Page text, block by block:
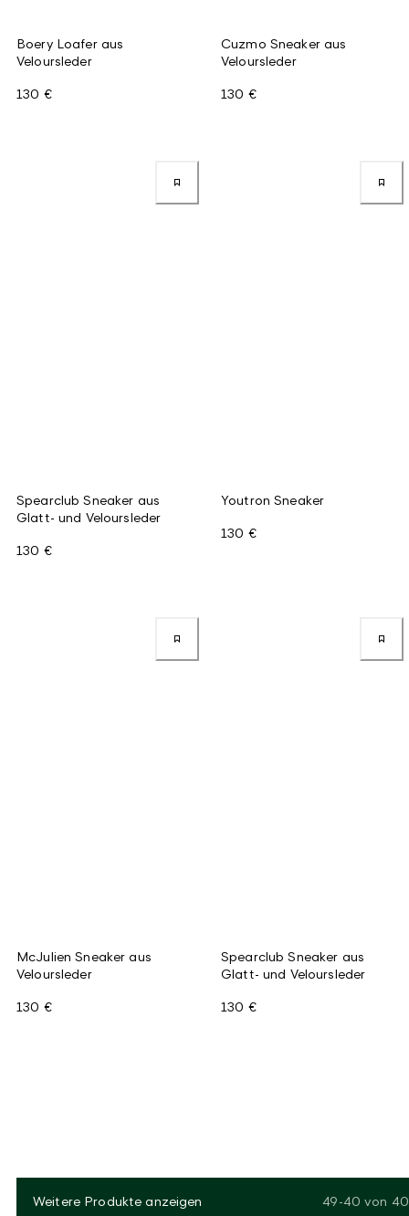
Boery Loafer aus
Veloursleder
130 €
Cuzmo Sneaker aus
Veloursleder
130 €
Spearclub Sneaker aus
Glatt- und Veloursleder
130 €
Youtron Sneaker
130 €
McJulien Sneaker aus
Veloursleder
130 €
Spearclub Sneaker aus
Glatt- und Veloursleder
130 €
Weitere Produkte anzeigen 49-40 von 40